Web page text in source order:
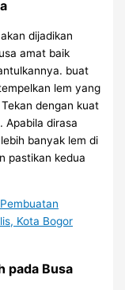
dijadikan
amat baik
buat
lem yang
dengan kuat
Apabila dirasa
banyak lem di
pastikan kedua
pada Busa